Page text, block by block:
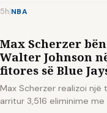
5h NBA
Max Scherzer
Walter Johnson
fitores së Blue
Max Scherzer realizoi
arritur 3,516 eliminime